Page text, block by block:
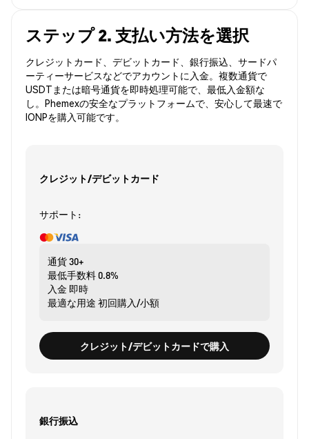
ステップ 2. 支払い方法を選択
クレジットカード、デビットカード、銀行振込、サードパ
ーティーサービスなどでアカウントに入金。複数通貨で
USDTまたは暗号通貨を即時処理可能で、最低入金額な
し。Phemexの安全なプラットフォームで、安心して最速で
IONPを購入可能です。
クレジット/デビットカード
サポート:
通貨30+
最低手数料0.8%
入金 即時
最適な用途 初回購入/小額
クレジット/デビットカードで購入
銀行振込